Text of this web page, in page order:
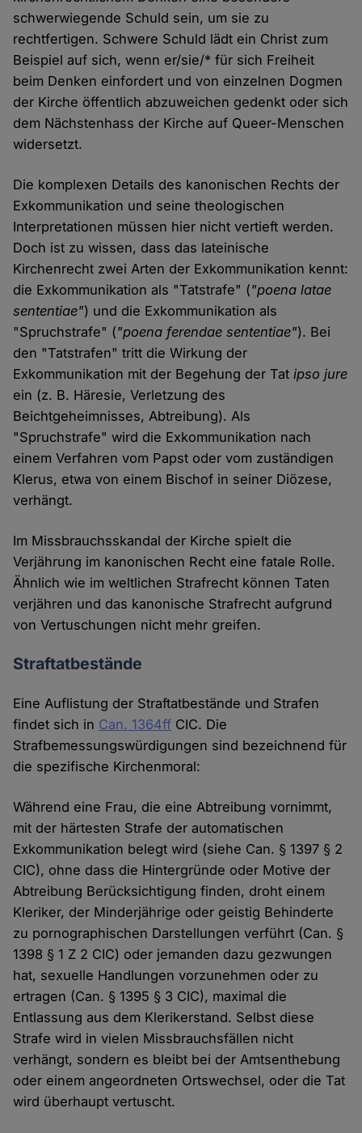
schwerwiegende Schuld sein, um sie zu
rechtfertigen. Schwere Schuld lädt ein Christ zum
Beispiel auf sich, wenn er/sie/* für sich Freiheit
beim Denken einfordert und von einzelnen Dogmen
der Kirche öffentlich abzuweichen gedenkt oder sich
dem Nächstenhass der Kirche auf Queer-Menschen
widersetzt.
Die komplexen Details des kanonischen Rechts der
Exkommunikation und seine theologischen
Interpretationen müssen hier nicht vertieft werden.
Doch ist zu wissen, dass das lateinische
Kirchenrecht zwei Arten der Exkommunikation kennt:
die Exkommunikation als "Tatstrafe" ("poena latae
sententiae") und die Exkommunikation als
"Spruchstrafe" ("poena ferendae sententiae"). Bei
den "Tatstrafen" tritt die Wirkung der
Exkommunikation mit der Begehung der Tatipso jure
ein (z. B. Häresie, Verletzung des
Beichtgeheimnisses, Abtreibung). Als
"Spruchstrafe" wird die Exkommunikation nach
einem Verfahren vom Papst oder vom zuständigen
Klerus, etwa von einem Bischof in seiner Diözese,
verhängt.
Im Missbrauchsskandal der Kirche spielt die
Verjährung im kanonischen Recht eine fatale Rolle.
Ähnlich wie im weltlichen Strafrecht können Taten
verjähren und das kanonische Strafrecht aufgrund
von Vertuschungen nicht mehr greifen.
Straftatbestände
Eine Auflistung der Straftatbestände und Strafen
findet sich in Can. 1364ff CIC. Die
Strafbemessungswürdigungen sind bezeichnend für
die spezifische Kirchenmoral:
Während eine Frau, die eine Abtreibung vornimmt,
mit der härtesten Strafe der automatischen
Exkommunikation belegt wird (siehe Can. § 1397 § 2
CIC), ohne dass die Hintergründe oder Motive der
Abtreibung Berücksichtigung finden, droht einem
Kleriker, der Minderjährige oder geistig Behinderte
zu pornographischen Darstellungen verführt (Can. §
1398 § 1 Z 2 CIC) oder jemanden dazu gezwungen
hat, sexuelle Handlungen vorzunehmen oder zu
ertragen (Can. § 1395 § 3 CIC), maximal die
Entlassung aus dem Klerikerstand. Selbst diese
Strafe wird in vielen Missbrauchsfällen nicht
verhängt, sondern es bleibt bei der Amtsenthebung
oder einem angeordneten Ortswechsel, oder die Tat
wird überhaupt vertuscht.